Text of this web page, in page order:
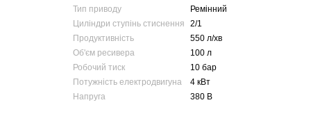
Тип приводу
Ремінний
Циліндри ступінь стиснення
2/1
Продуктивність
550 л/хв
Об'єм ресивера
100 л
Робочий тиск
10 бар
Потужність електродвигуна
4 кВт
Напруга
380 В